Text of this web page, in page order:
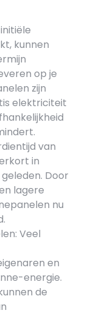
kunnen
op je
zijn
elektriciteit
van
in
Door
lagere
nu
Veel
en
energie.
de